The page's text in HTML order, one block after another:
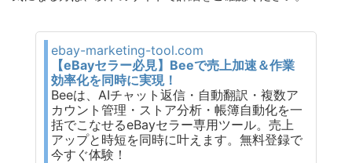
ebay-marketing-tool.com
【eBayセラー必見】Beeで売上加速＆作業
効率化を同時に実現！
Beeは、AIチャット返信・自動翻訳・複数ア
カウント管理・ストア分析・帳簿自動化を一
括でこなせるeBayセラー専用ツール。売上
アップと時短を同時に叶えます。無料登録で
今すぐ体験！